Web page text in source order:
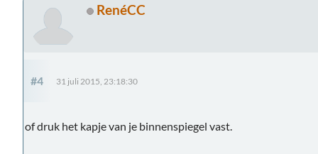
RenéCC
#4 31 juli 2015, 23:18:30
of druk het kapje van je binnenspiegel vast.